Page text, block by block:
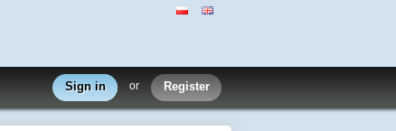
Sign in or Register